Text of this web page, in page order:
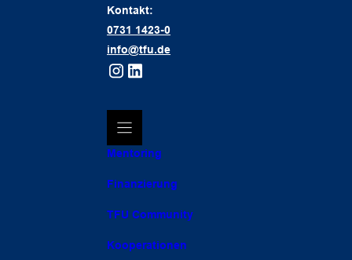
Kontakt:
0731 1423-0
info@tfu.de
Mentoring
Finanzierung
TFU Community
Kooperationen